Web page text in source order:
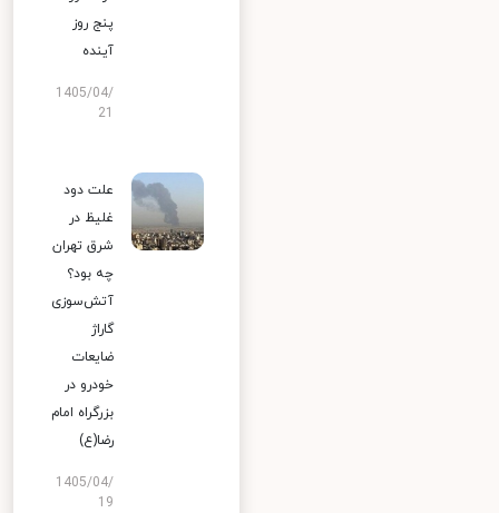
پنج روز
آینده
1405/04/
علت دود
غلیظ در
شرق تهران
چه بود؟
آتش‌سوزی
گاراژ
ضایعات
خودرو در
بزرگراه امام
رضا(ع)
1405/04/
19